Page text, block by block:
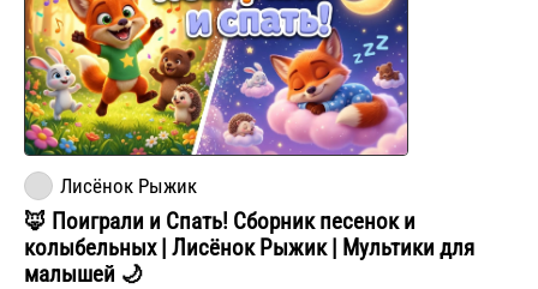
Лисёнок Рыжик
🦊 Поиграли и Спать! Сборник песенок и
колыбельных | Лисёнок Рыжик | Мультики для
малышей 🌙